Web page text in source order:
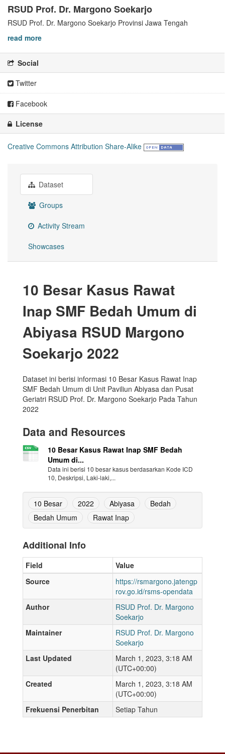
RSUD Prof. Dr. Margono Soekarjo
RSUD Prof. Dr. Margono Soekarjo Provinsi Jawa Tengah
read more
Social
Twitter
Facebook
License
Creative Commons Attribution Share-Alike
Dataset
Groups
Activity Stream
Showcases
10 Besar Kasus Rawat
Inap SMF Bedah Umum di
Abiyasa RSUD Margono
Soekarjo 2022
Dataset ini berisi informasi 10 Besar Kasus Rawat Inap
SMF Bedah Umum di Unit Paviliun Abiyasa dan Pusat
Geriatri RSUD Prof. Dr. Margono Soekarjo Pada Tahun
2022
Data and Resources
10 Besar Kasus Rawat Inap SMF Bedah
Umum di...
Data ini berisi 10 besar kasus berdasarkan Kode ICD
10, Deskripsi, Laki-laki,...
10 Besar 2022 Abiyasa
Bedah
Bedah Umum
Rawat Inap
Additional Info
Field
Value
Source
https://rsmargono.jatengp
rov.go.id/rsms-opendata
Author
RSUD Prof. Dr. Margono
Soekarjo
Maintainer
RSUD Prof. Dr. Margono
Soekarjo
Last Updated
March 1, 2023, 3:18 AM
(UTC+00:00)
Created
March 1, 2023, 3:18 AM
(UTC+00:00)
Frekuensi Penerbitan
Setiap Tahun